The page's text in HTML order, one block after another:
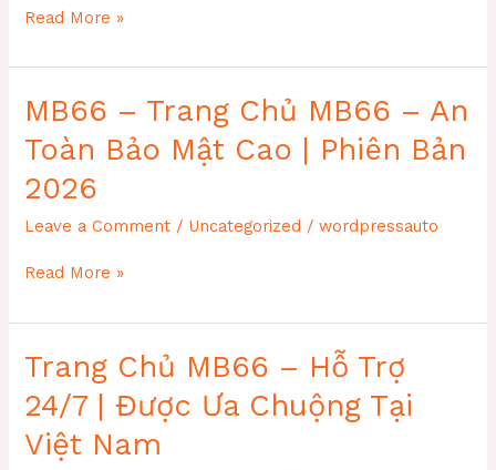
|
Bản
MB66
Trang
MB66
An
Toàn
Bảo
Mật
|
Bản
Read More »
MB66 – Trang Chủ MB66 – An
Toàn Bảo Mật Cao | Phiên Bản
2026
Leave a Comment / Uncategorized /wordpressauto
MB66
Trang
MB66
An
Toàn
Bảo
Read More »
Trang Chủ MB66 – Hỗ Trợ
24/7 | Được Ưa Chuộng Tại
Việt Nam